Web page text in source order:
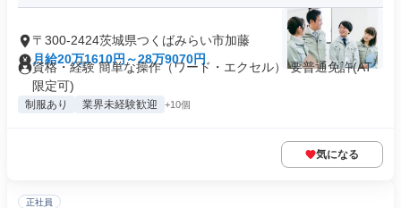
〒300-2424茨城県つくばみらい市加藤
月給20万1610円～28万9070円
資格・経験 簡単な操作（ワード・エクセル） 要普通免許(AT
限定可)
制服あり 業界未経験歓迎 +10個
気になる
正社員